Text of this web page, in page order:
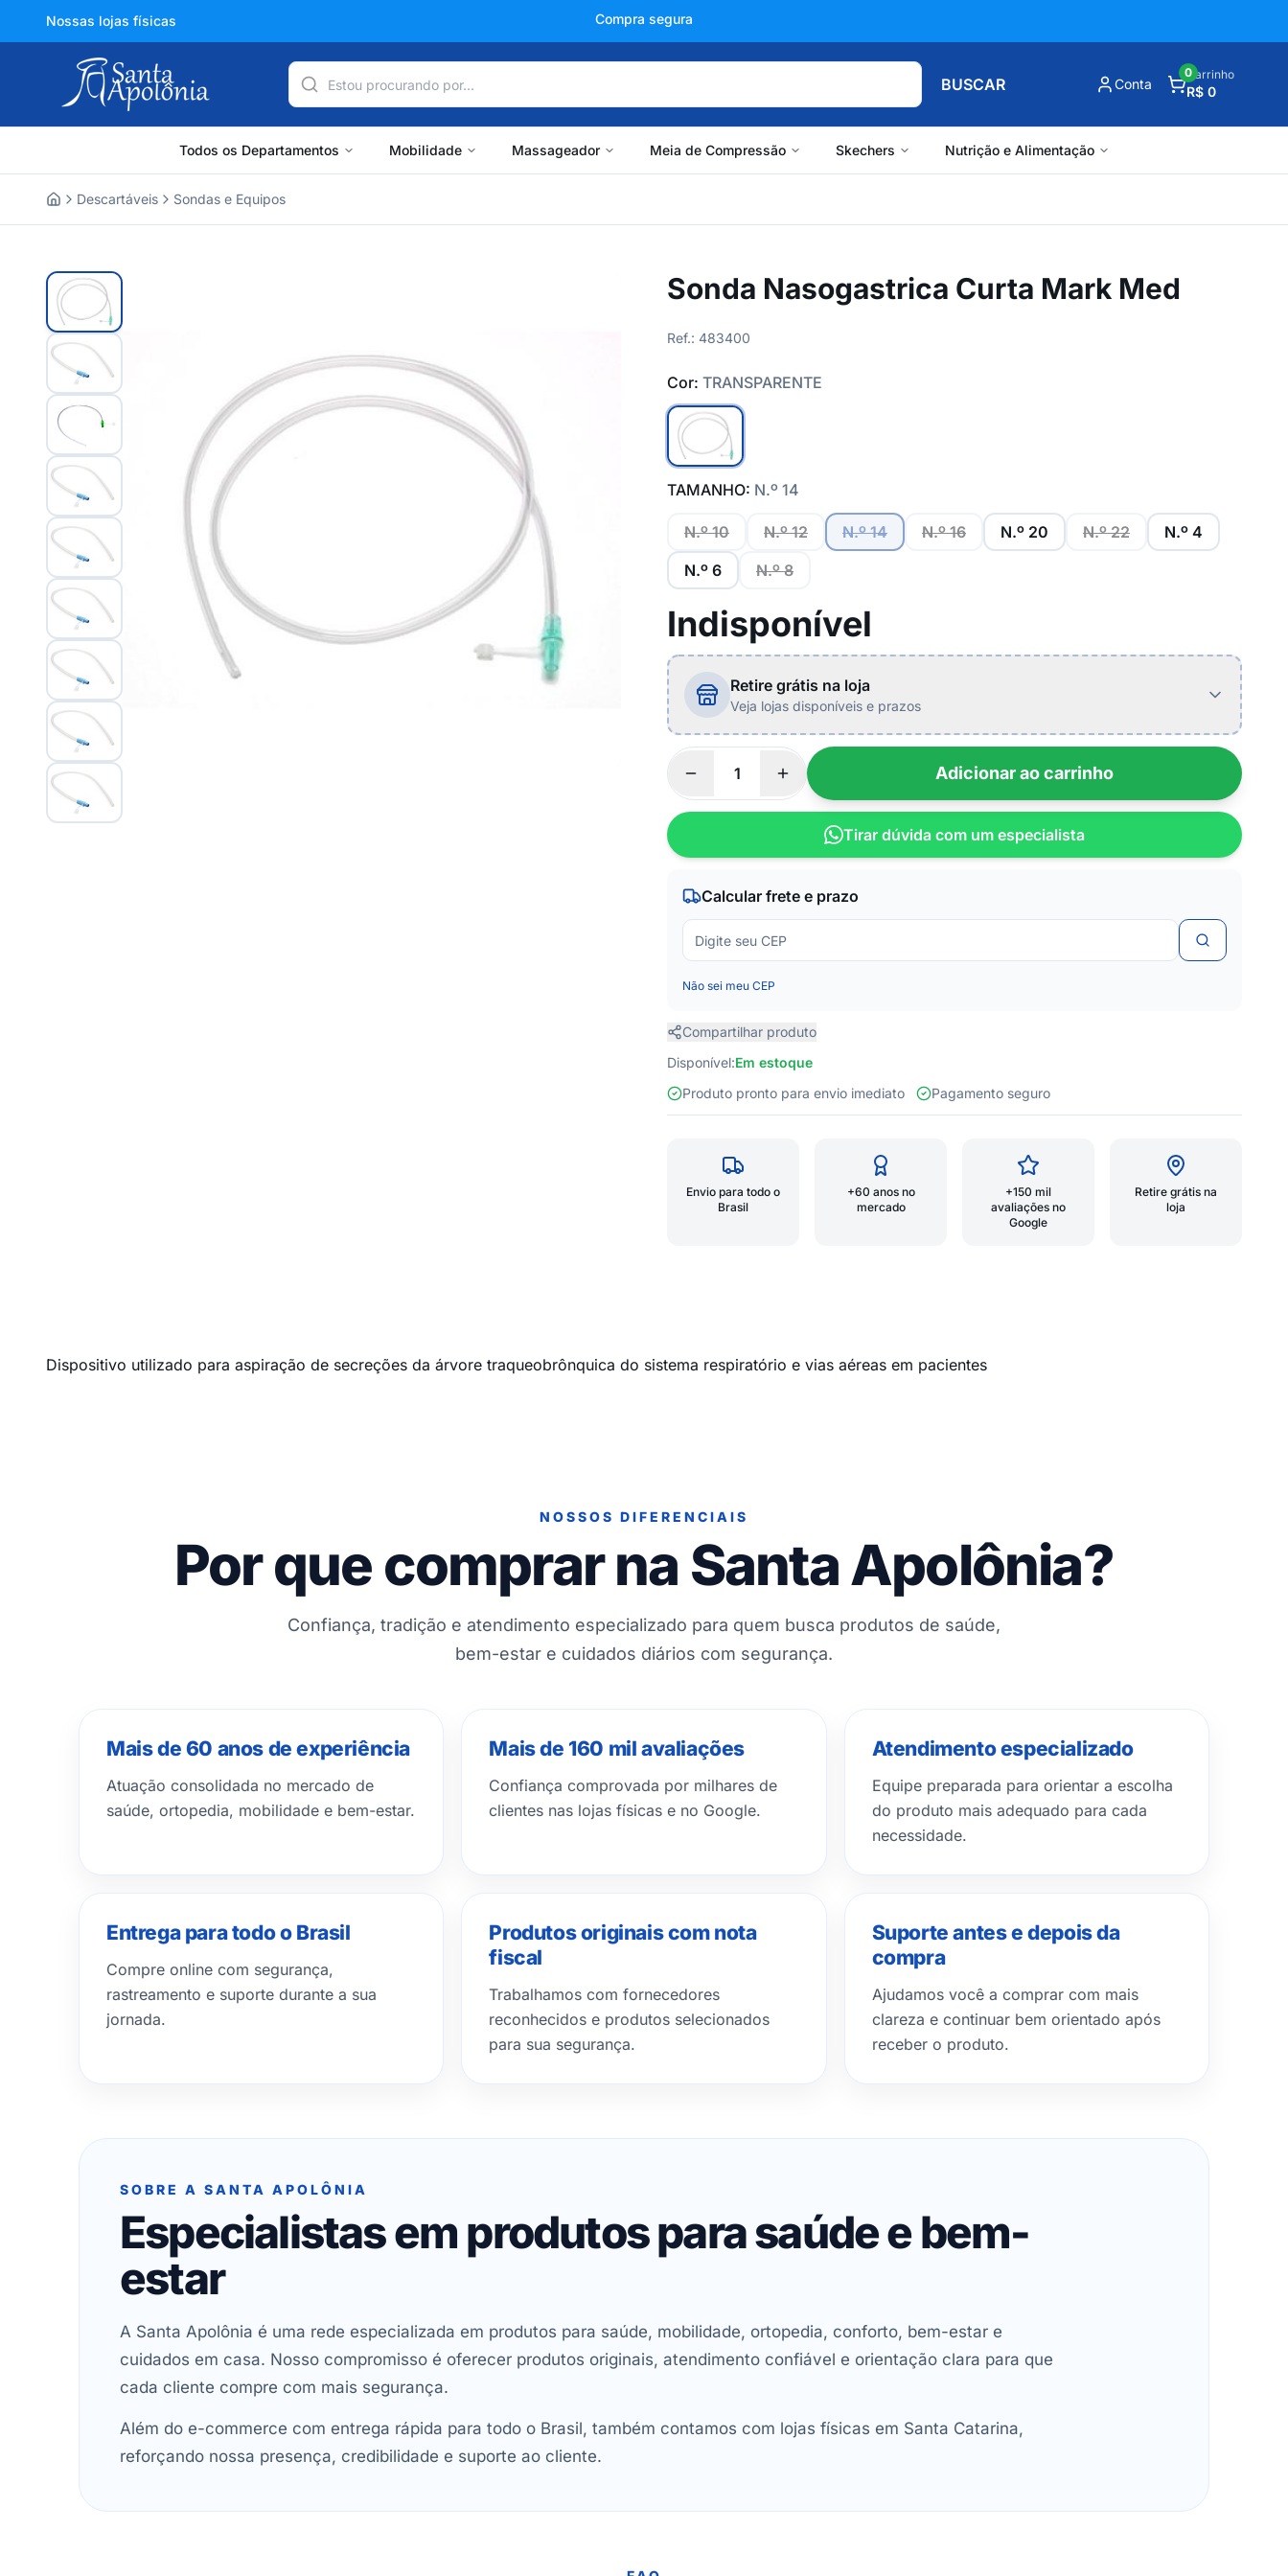
Nossas lojas físicas +150 mil avaliações
BUSCAR Conta
Carrinho
R$ 0
0
Todos os Departamentos Mobilidade Massageador Meia de Compressão Skechers Nutrição e Alimentação
Descartáveis Sondas e Equipos
Sonda Nasogastrica Curta Mark Med
Ref.: 483400
Cor: TRANSPARENTE
TAMANHO: N.º 14
N.º 10 N.º 12 N.º 14 N.º 16 N.º 20 N.º 22
N.º 4
N.º 6
N.º 8
Indisponível
Retire grátis na loja
Veja lojas disponíveis e prazos
Adicionar ao carrinho
Tirar dúvida com um especialista
Calcular frete e prazo
Não sei meu CEP
Compartilhar produto
Disponível:Em estoque
Produto pronto para envio imediato
Pagamento seguro
Envio para todo o
Brasil
+60 anos no
mercado
+150 mil
avaliações no
Google
Retire grátis na
loja
Dispositivo utilizado para aspiração de secreções da árvore traqueobrônquica do sistema respiratório e vias aéreas em pacientes
NOSSOS DIFERENCIAIS
Por que comprar na Santa Apolônia?
Confiança, tradição e atendimento especializado para quem busca produtos de saúde,
bem-estar e cuidados diários com segurança.
Mais de 60 anos de experiência
Atuação consolidada no mercado de
saúde, ortopedia, mobilidade e bem-estar.
Mais de 160 mil avaliações
Confiança comprovada por milhares de
clientes nas lojas físicas e no Google.
Atendimento especializado
Equipe preparada para orientar a escolha
do produto mais adequado para cada
necessidade.
Entrega para todo o Brasil
Compre online com segurança,
rastreamento e suporte durante a sua
jornada.
Produtos originais com nota
fiscal
Trabalhamos com fornecedores
reconhecidos e produtos selecionados
para sua segurança.
Suporte antes e depois da
compra
Ajudamos você a comprar com mais
clareza e continuar bem orientado após
receber o produto.
SOBRE A SANTA APOLÔNIA
Especialistas em produtos para saúde e bem-
estar
A Santa Apolônia é uma rede especializada em produtos para saúde, mobilidade, ortopedia, conforto, bem-estar e
cuidados em casa. Nosso compromisso é oferecer produtos originais, atendimento confiável e orientação clara para que
cada cliente compre com mais segurança.
Além do e-commerce com entrega rápida para todo o Brasil, também contamos com lojas físicas em Santa Catarina,
reforçando nossa presença, credibilidade e suporte ao cliente.